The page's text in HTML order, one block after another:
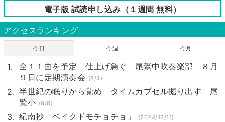
電子版 試読申し込み（１週間 無料）
アクセスランキング
今日 今週 今月
全１１曲を予定 仕上げ急ぐ 尾鷲中吹奏楽部 ８月
９日に定期演奏会 (8/4)
半世紀の眠りから覚め タイムカプセル掘り出す 尾
鷲小 (8/8)
紀南抄「ベイクドモチョチョ」 (2024/12/11)